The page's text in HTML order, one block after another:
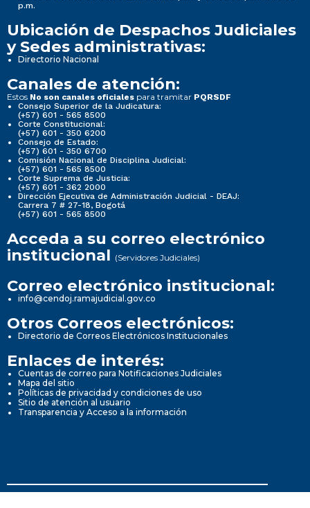
p.m.
Ubicación de Despachos Judiciales
y Sedes administrativas:
Directorio Nacional
Canales de atención:
Estos No son canales oficiales para tramitar PQRSDF
Consejo Superior de la Judicatura:
(+57) 601 - 565 8500
Corte Constitucional:
(+57) 601 - 350 6200
Consejo de Estado:
(+57) 601 - 350 6700
Comisión Nacional de Disciplina Judicial:
(+57) 601 - 565 8500
Corte Suprema de Justicia:
(+57) 601 - 362 2000
Dirección Ejecutiva de Administración Judicial - DEAJ:
Carrera 7 # 27-18, Bogotá
(+57) 601 - 565 8500
Acceda a su correo electrónico
institucional (Servidores Judiciales)
Correo electrónico institucional:
info@cendoj.ramajudicial.gov.co
Otros Correos electrónicos:
Directorio de Correos Electrónicos Institucionales
Enlaces de interés:
Cuentas de correo para Notificaciones Judiciales
Mapa del sitio
Políticas de privacidad y condiciones de uso
Sitio de atención al usuario
Transparencia y Acceso a la información